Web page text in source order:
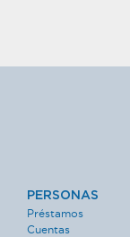
PERSONAS
Préstamos
Cuentas